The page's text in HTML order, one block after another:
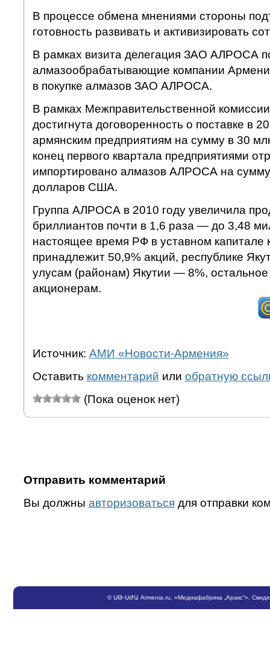
В процессе обмена мнениями стороны
готовность развивать и активизировать
В рамках визита делегация ЗАО АЛРОСА
алмазообрабатывающие компании
в покупке алмазов ЗАО АЛРОСА.
В рамках Межправительственной
достигнута договоренность о поставке в
армянским предприятиям на сумму в 30
конец первого квартала предприятиями
импортировано алмазов АЛРОСА на
долларов США.
Группа АЛРОСА в 2010 году увеличила
бриллиантов почти в 1,6 раза — до 3,48
настоящее время РФ в уставном капитале
принадлежит 50,9% акций, республике
улусам (районам) Якутии — 8%,
акционерам.
Источник: АМИ «Новости-Армения»
Оставить комментарий или обратную
(Пока оценок нет)
Отправить комментарий
Вы должны авторизоваться для отправки
©ՍԹ-ՍԺԱ Armenia.ru , «Медиафабрика „Аракс“».